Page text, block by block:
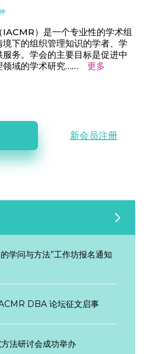
）是一个专业性的学术组
下的组织管理知识的学者、学
务。学会的主要目标是促进中
领域的学术研究……
更多
新会员注册
学问与方法”工作坊报名通知
DBA 论坛征文启事
法研讨会成功举办